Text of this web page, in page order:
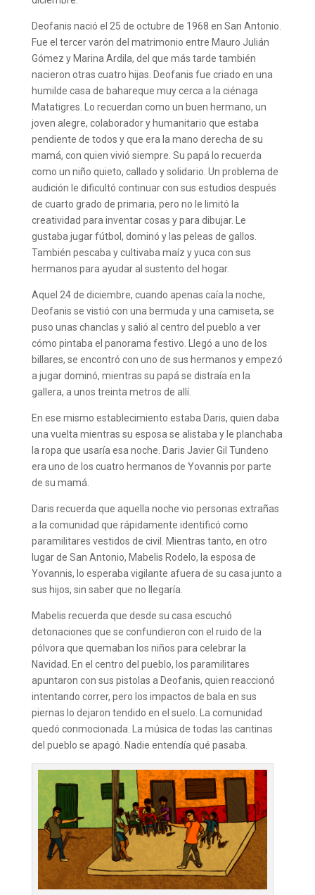
Deofanis nació el 25 de octubre de 1968 en San Antonio.
Fue el tercer varón del matrimonio entre Mauro Julián
Gómez y Marina Ardila, del que más tarde también
nacieron otras cuatro hijas. Deofanis fue criado en una
humilde casa de bahareque muy cerca a la ciénaga
Matatigres. Lo recuerdan como un buen hermano, un
joven alegre, colaborador y humanitario que estaba
pendiente de todos y que era la mano derecha de su
mamá, con quien vivió siempre. Su papá lo recuerda
como un niño quieto, callado y solidario. Un problema de
audición le dificultó continuar con sus estudios después
de cuarto grado de primaria, pero no le limitó la
creatividad para inventar cosas y para dibujar. Le
gustaba jugar fútbol, dominó y las peleas de gallos.
También pescaba y cultivaba maíz y yuca con sus
hermanos para ayudar al sustento del hogar.
Aquel 24 de diciembre, cuando apenas caía la noche,
Deofanis se vistió con una bermuda y una camiseta, se
puso unas chanclas y salió al centro del pueblo a ver
cómo pintaba el panorama festivo. Llegó a uno de los
billares, se encontró con uno de sus hermanos y empezó
a jugar dominó, mientras su papá se distraía en la
gallera, a unos treinta metros de allí.
En ese mismo establecimiento estaba Daris, quien daba
una vuelta mientras su esposa se alistaba y le planchaba
la ropa que usaría esa noche. Daris Javier Gil Tundeno
era uno de los cuatro hermanos de Yovannis por parte
de su mamá.
Daris recuerda que aquella noche vio personas extrañas
a la comunidad que rápidamente identificó como
paramilitares vestidos de civil. Mientras tanto, en otro
lugar de San Antonio, Mabelis Rodelo, la esposa de
Yovannis, lo esperaba vigilante afuera de su casa junto a
sus hijos, sin saber que no llegaría.
Mabelis recuerda que desde su casa escuchó
detonaciones que se confundieron con el ruido de la
pólvora que quemaban los niños para celebrar la
Navidad. En el centro del pueblo, los paramilitares
apuntaron con sus pistolas a Deofanis, quien reaccionó
intentando correr, pero los impactos de bala en sus
piernas lo dejaron tendido en el suelo. La comunidad
quedó conmocionada. La música de todas las cantinas
del pueblo se apagó. Nadie entendía qué pasaba.